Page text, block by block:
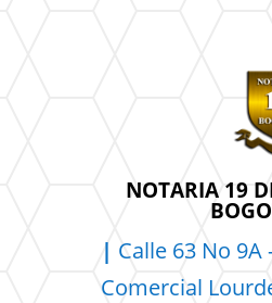
NOTARIA 19
| Calle 63 No 9A
Comercial